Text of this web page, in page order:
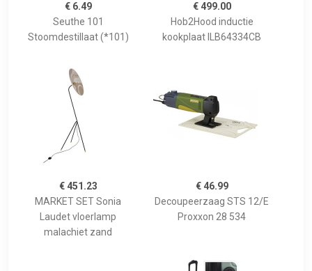
€ 6.49
Seuthe 101
Stoomdestillaat (*101)
€ 499.00
Hob2Hood inductie
kookplaat ILB64334CB
€ 451.23
MARKET SET Sonia
Laudet vloerlamp
malachiet zand
€ 46.99
Decoupeerzaag STS 12/E
Proxxon 28 534